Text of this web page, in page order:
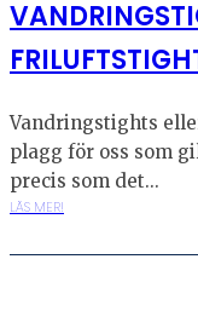
Vandringstights
plagg för oss som
precis som det...
LÄS MER!